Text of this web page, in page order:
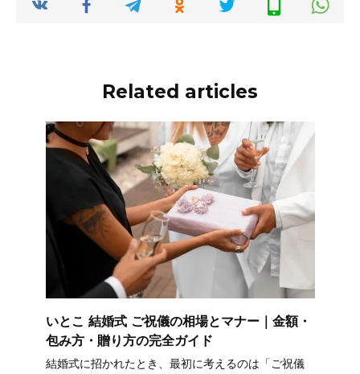
Related articles
いとこ 結婚式 ご祝儀の相場とマナー｜金額・
包み方・贈り方の完全ガイド
結婚式に招かれたとき、最初に考えるのは「ご祝儀